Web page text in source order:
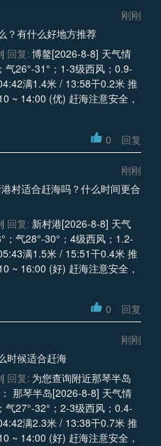
刚刚
？有什么好地方推荐
回复: 博鳌[2026-8-8] 天气情
气26°-31°；1-3级西风；0.9-
满1.4米 / 13:58干0.2米 推
~ 14:00 (优) 赶海注意安全，
0 回复
刚刚
村适合赶海吗？什么时间更合
回复: 新村港[2026-8-8] 天气
；气28°-30°；4级西风；1.2-
满1.5米 / 15:51干0.4米 推
~ 16:00 (好) 赶海注意安全，
0 回复
刚刚
时候适合赶海
回复: 为您查询附近那琴半岛
那琴半岛[2026-8-8] 天气情
气27°-32°；2-3级西风；0.4-
满2.3米 / 13:38干0.7米 推
~ 14:00 (好) 赶海注意安全，